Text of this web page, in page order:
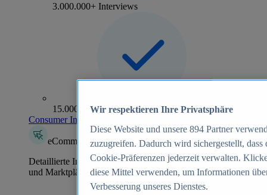
3.000.000+ Interviews
15.000+ Marken
Consumer Insights entdecken
eCommerce Insights
Detaillierte Informationen zu mehr als 39.000 Online-Shops
und Marktplätzen
Wir respektieren Ihre Privatsphäre
Diese Website und unsere 894 Partner
zuzugreifen. Dadurch wird sichergestellt,
Cookie-Präferenzen jederzeit verwalten.
diese Mittel verwenden, um Informationen
Verbesserung unseres Dienstes.